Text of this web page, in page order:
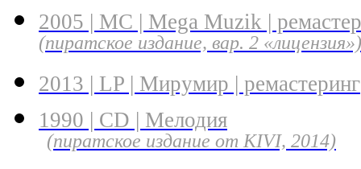
2005 | MC | Mega Muzik |
(пиратское издание, вар. 2 «лицензия»)
2013 | LP | Мирумир | ремастеринг
1990 | CD | Мелодия
(пиратское издание от KIVI, 2014)